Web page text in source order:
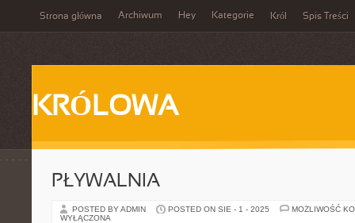
Strona główna Archiwum Hey Kategorie Król Spis Treści
KRÓLOWA
PŁYWALNIA
POSTED BY ADMIN POSTED ON SIE - 1 - 2025
MOŻLIWOŚĆ
WYŁĄCZONA